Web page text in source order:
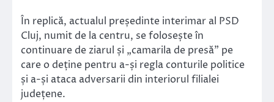
În replică, actualul președinte interimar al PSD
Cluj, numit de la centru, se folosește în
continuare de ziarul și „camarila de presă” pe
care o deține pentru a-și regla conturile politice
și a-și ataca adversarii din interiorul filialei
județene.